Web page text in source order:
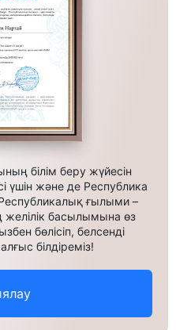
білім беру жүйесін
үшін және де Республика
ғылыми –
желілік басылымына өз
бөлісіп, белсенді
білдіреміз!